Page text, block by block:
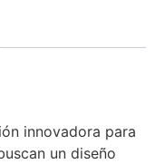
innovadora para
un diseño